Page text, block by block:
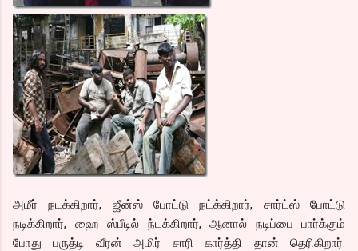
அமீர் நடக்கிறார், ஜீன்ஸ் போட்டு நட்க்கிறார், சார்ட்ஸ் போட்டு
நடிக்கிறார், ஹை ஸ்பீடில் ந்டக்கிறார், ஆனால் நடிப்பை பார்க்கும்
போது பருத்டி வீரன் அமிர் சாரி கார்த்தி தான் தெரிகிறார்.